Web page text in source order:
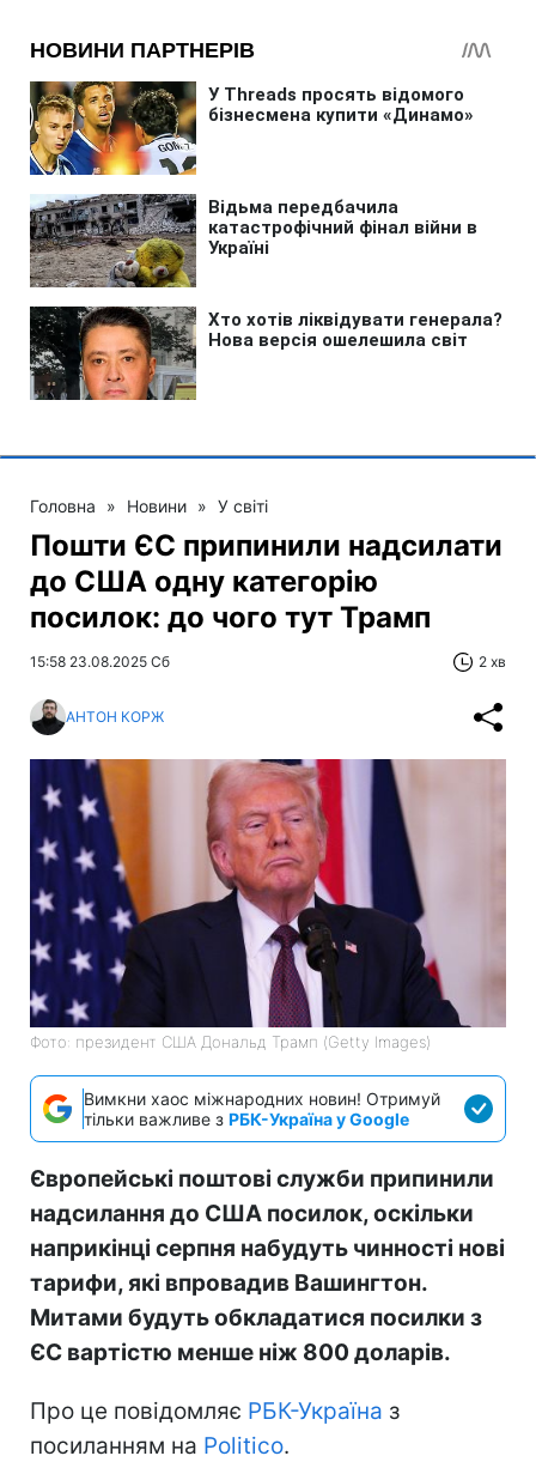
Головна » Новини » У світі
Пошти ЄС припинили надсилати
до США одну категорію
посилок: до чого тут Трамп
15:58 23.08.2025 Сб 2 хв
АНТОН КОРЖ
Фото: президент США Дональд Трамп (Getty Images)
Вимкни хаос міжнародних новин! Отримуй
тільки важливе з РБК-Україна у Google
Європейські поштові служби припинили
надсилання до США посилок, оскільки
наприкінці серпня набудуть чинності нові
тарифи, які впровадив Вашингтон.
Митами будуть обкладатися посилки з
ЄС вартістю менше ніж 800 доларів.
Про це повідомляє РБК-Україна з
посиланням на Politico.